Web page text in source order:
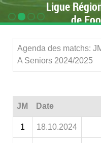
Ligue
de
Agenda des matchs:
A Seniors 2024/2025
JM Date
1 18.10.2024